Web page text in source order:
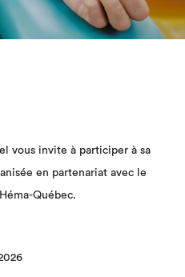
vous invite à participer à sa
en partenariat avec le
Québec.